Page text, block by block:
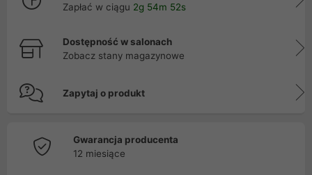
Zapłać w ciągu 2g 54m 51s
Dostępność w salonach
Zobacz stany magazynowe
Zapytaj o produkt
Gwarancja producenta
12 miesiące